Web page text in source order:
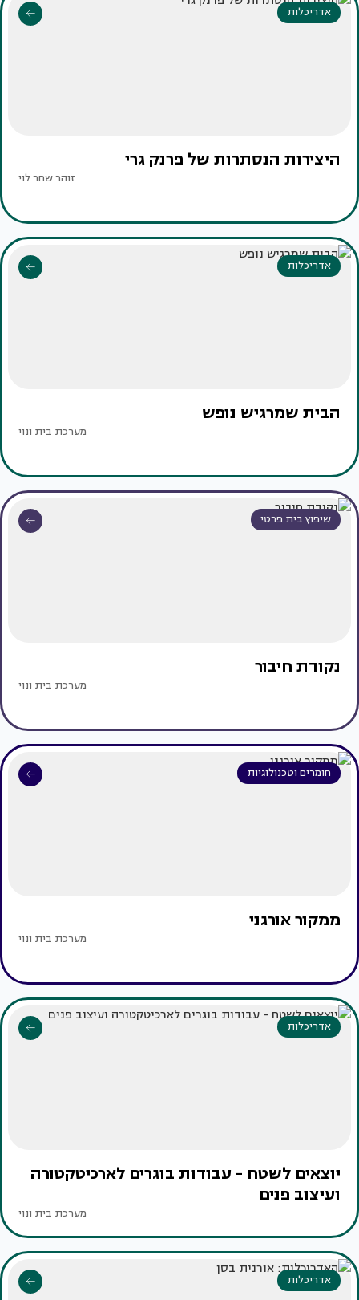
אדריכלות
היצירות הנסתרות של פרנק גרי
זוהר שחר לוי
אדריכלות
הבית שמרגיש נופש
מערכת בית ונוי
שיפוץ בית פרטי
נקודת חיבור
מערכת בית ונוי
חומרים וטכנולוגיות
ממקור אורגני
מערכת בית ונוי
אדריכלות
יוצאים לשטח - עבודות בוגרים לארכיטקטורה
ועיצוב פנים
מערכת בית ונוי
אדריכלות